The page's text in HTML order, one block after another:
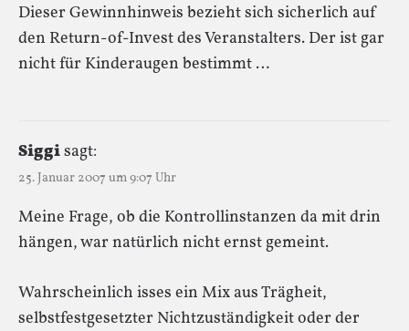
Dieser Gewinnhinweis bezieht sich sicherlich auf
den Return-of-Invest des Veranstalters. Der ist gar
nicht für Kinderaugen bestimmt …
Siggisagt:
25. Januar 2007 um 9:07 Uhr
Meine Frage, ob die Kontrollinstanzen da mit drin
hängen, war natürlich nicht ernst gemeint.
Wahrscheinlich isses ein Mix aus Trägheit,
selbstfestgesetzter Nichtzuständigkeit oder der